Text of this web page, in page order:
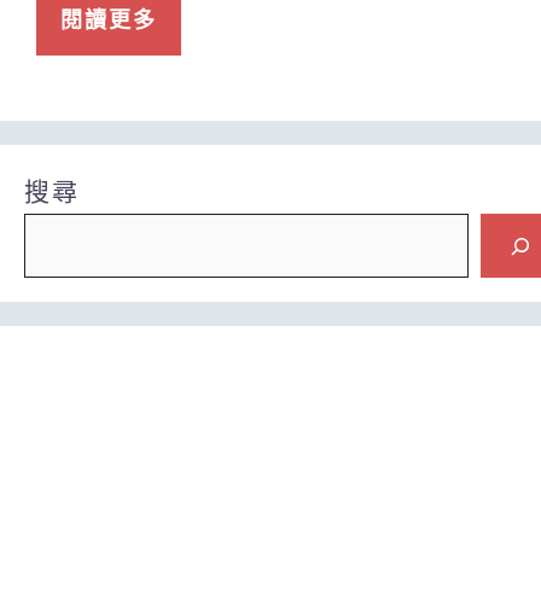
閱讀更多
搜尋